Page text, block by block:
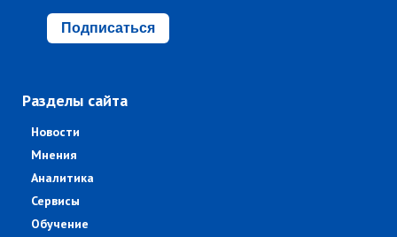
Подписаться
Разделы сайта
Новости
Мнения
Аналитика
Сервисы
Обучение